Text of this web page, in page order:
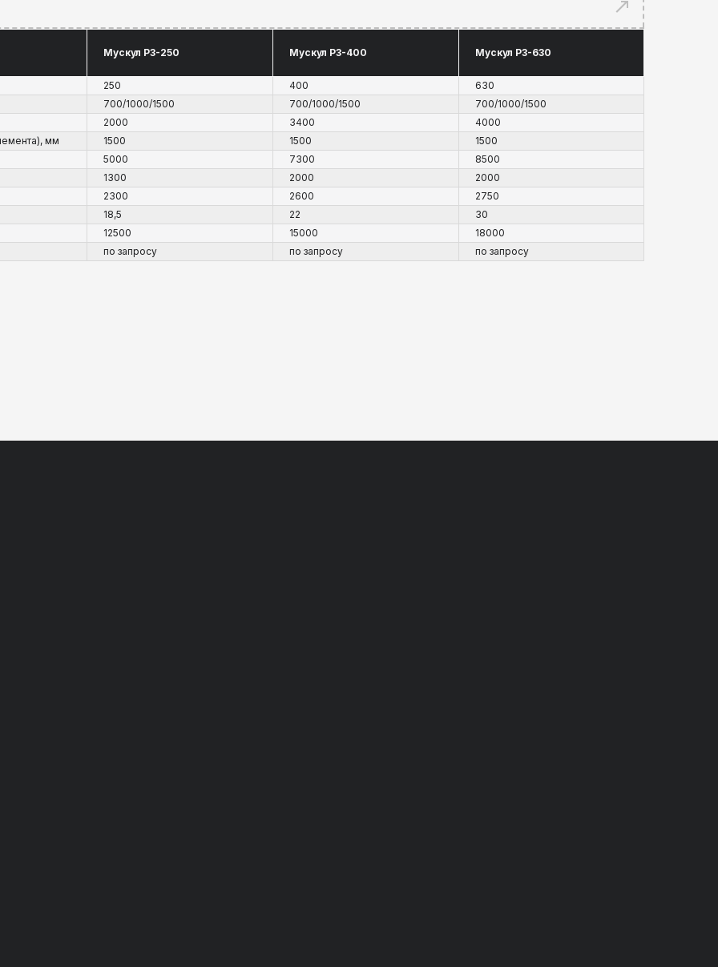
Мускул РЗ-250 Мускул РЗ-400 Мускул РЗ-630
250 400
630
700/1000/1500 700/1000/1500
700/1000/1500
2000 3400
4000
мм
1500 1500
1500
5000 7300
8500
1300 2000
2000
2300 2600
2750
18,5 22
30
12500 15000
18000
по запросу по запросу по запросу